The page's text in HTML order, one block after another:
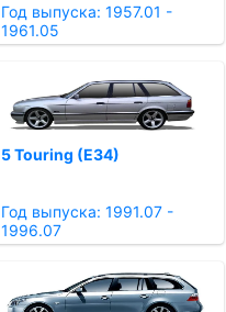
Год выпуска: 1957.01 -
1961.05
5 Touring (E34)
Год выпуска: 1991.07 -
1996.07